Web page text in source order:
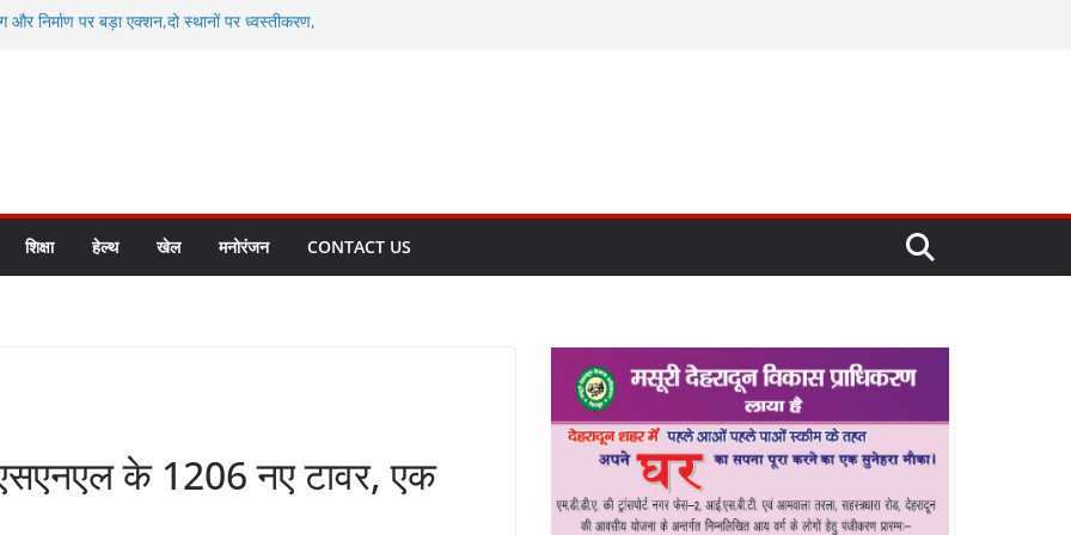
और निर्माण पर बड़ा एक्शन,दो स्थानों पर ध्वस्तीकरण,
टू ग्लोबल’ के संकल्प को आगे बढ़ा रही उत्तराखंड
के पदक विजेताओं और प्रशिक्षकों को
क्रीड़ा विश्वविद्यालय गौलापार के निर्माण कार्यों की
शिक्षा हेल्थ खेल मनोरंजन CONTACT US
के 1206 नए टावर, एक